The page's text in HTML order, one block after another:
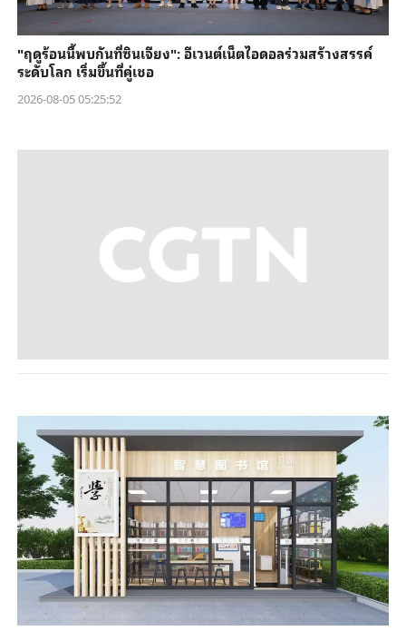
"ฤดูร้อนนี้พบกันที่ซินเจียง": อีเวนต์เน็ตไอดอลร่วมสร้างสรรค์
ระดับโลก เริ่มขึ้นที่คู่เชอ
2026-08-05 05:25:52